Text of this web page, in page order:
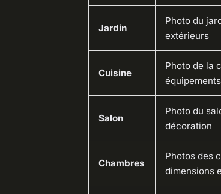
Jardin
Photo du
extérieurs
Cuisine
Photo de la
Salon
Photo du
décoration
Chambres
Photos des
dimensions